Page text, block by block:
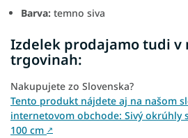
Barva: temno siva
Izdelek prodajamo tudi v
trgovinah:
Nakupujete zo Slovenska?
Tento produkt nájdete aj na našom
internetovom obchode: Sivý okrúhly
100 cm ↗